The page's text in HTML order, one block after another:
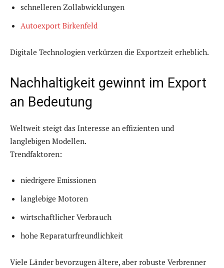
schnelleren Zollabwicklungen
Autoexport Birkenfeld
Digitale Technologien verkürzen die Exportzeit erheblich.
Nachhaltigkeit gewinnt im Export
an Bedeutung
Weltweit steigt das Interesse an effizienten und
langlebigen Modellen.
Trendfaktoren:
niedrigere Emissionen
langlebige Motoren
wirtschaftlicher Verbrauch
hohe Reparaturfreundlichkeit
Viele Länder bevorzugen ältere, aber robuste Verbrenner